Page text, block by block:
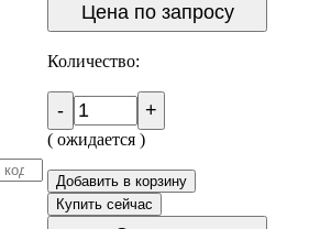
Цена по запросу
Количество:
- +
( ожидается )
Добавить в корзину
Купить сейчас